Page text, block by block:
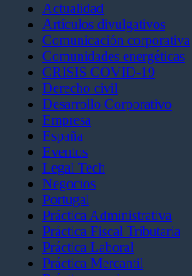
Actualidad
Artículos divulgativos
Comunicación corporativa
Comunidades energéticas
CRISIS COVID-19
Derecho civil
Desarrollo Corporativo
Empresa
España
Eventos
Legal Tech
Negocios
Portugal
Práctica Administrativa
Práctica Fiscal Tributaria
Práctica Laboral
Práctica Mercantil